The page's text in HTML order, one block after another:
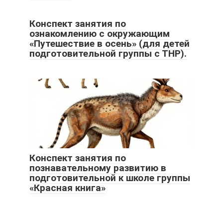
Конспект занятия по
ознакомлению с окружающим
«Путешествие в осень» (для детей
подготовительной группы с ТНР).
Конспект занятия по
познавательному развитию в
подготовительной к школе группы
«Красная книга»